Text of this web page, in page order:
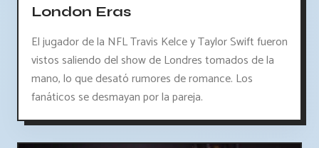
London Eras
El jugador de la NFL Travis Kelce y Taylor Swift fueron
vistos saliendo del show de Londres tomados de la
mano, lo que desató rumores de romance. Los
fanáticos se desmayan por la pareja.